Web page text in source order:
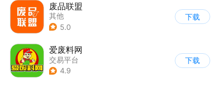
废品联盟
其他
5.0
下载
爱废料网
交易平台
4.9
下载